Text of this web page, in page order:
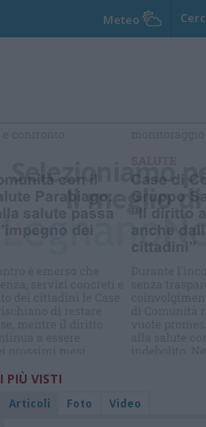
Meteo
Selezioniamo
Il meglio di
I PIÙ VISTI
Articoli Foto Video